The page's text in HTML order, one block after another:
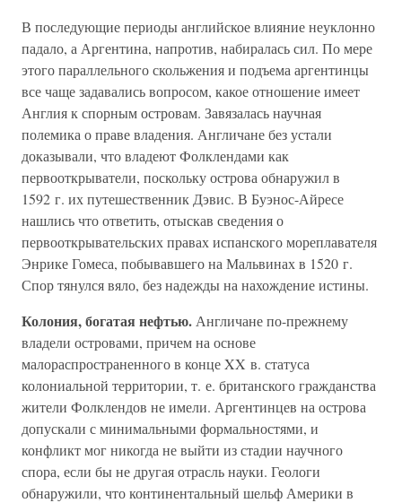
В последующие периоды английское влияние неуклонно
падало, а Аргентина, напротив, набиралась сил. По мере
этого параллельного скольжения и подъема аргентинцы
все чаще задавались вопросом, какое отношение имеет
Англия к спорным островам. Завязалась научная
полемика о праве владения. Англичане без устали
доказывали, что владеют Фолклендами как
первооткрыватели, поскольку острова обнаружил в
1592 г. их путешественник Дэвис. В Буэнос-Айресе
нашлись что ответить, отыскав сведения о
первооткрывательских правах испанского мореплавателя
Энрике Гомеса, побывавшего на Мальвинах в 1520 г.
Спор тянулся вяло, без надежды на нахождение истины.
Колония, богатая нефтью. Англичане по-прежнему
владели островами, причем на основе
малораспространенного в конце XX в. статуса
колониальной территории, т. е. британского гражданства
жители Фолклендов не имели. Аргентинцев на острова
допускали с минимальными формальностями, и
конфликт мог никогда не выйти из стадии научного
спора, если бы не другая отрасль науки. Геологи
обнаружили, что континентальный шельф Америки в